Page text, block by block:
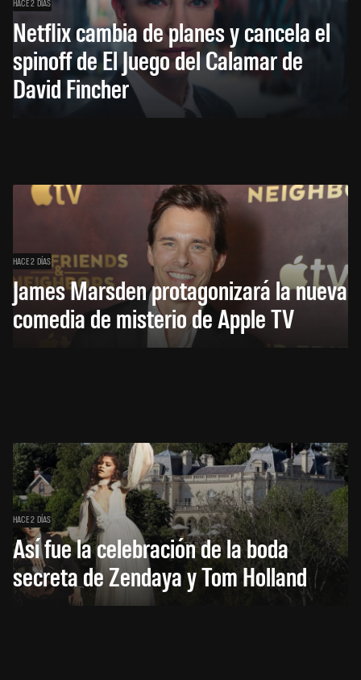
HACE 2 DÍAS
Netflix cambia de planes y cancela el
spinoff de El Juego del Calamar de
David Fincher
HACE 2 DÍAS
James Marsden protagonizará la nueva
comedia de misterio de Apple TV
HACE 2 DÍAS
Así fue la celebración de la boda
secreta de Zendaya y Tom Holland